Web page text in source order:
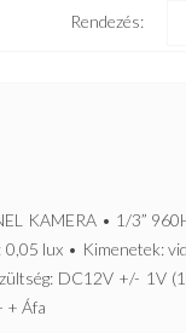
Rendezés:
KAMERA • 1/3”
lux • Kimenetek:
DC12V +/- 1V
+ Áfa